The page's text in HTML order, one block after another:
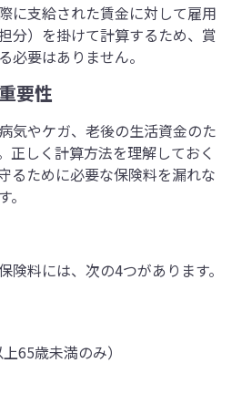
に支給された賃金に対して雇用
分）を掛けて計算するため、賞
必要はありません。
要性
気やケガ、老後の生活資金のた
正しく計算方法を理解しておく
るために必要な保険料を漏れな
険料には、次の4つがあります。
65歳未満のみ）